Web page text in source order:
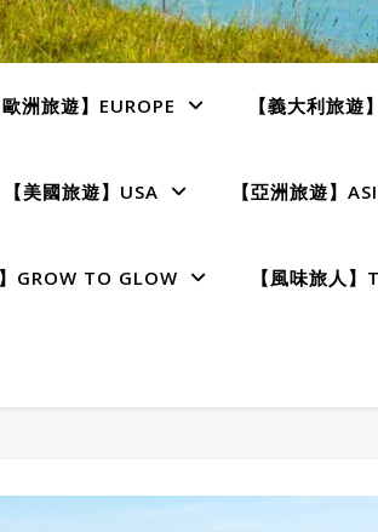
歐洲旅遊】EUROPE 【義大利旅遊
【美國旅遊】USA 【亞洲旅遊】
GROW TO GLOW 【風味旅人】